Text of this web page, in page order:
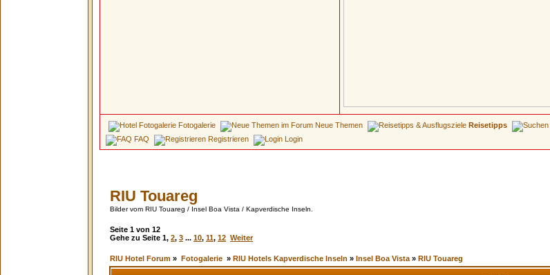
Fotogalerie Neue Themen Reisetipps
FAQ
Registrieren Login
RIU Touareg
Bilder vom RIU Touareg / Insel Boa Vista / Kapverdische Inseln.
Seite 1 von 12
Gehe zu Seite 1, 2, 3 ... 10, 11, 12 Weiter
RIU Hotel Forum » Fotogalerie » RIU Hotels Kapverdische Inseln » Insel Boa Vista » RIU Touareg